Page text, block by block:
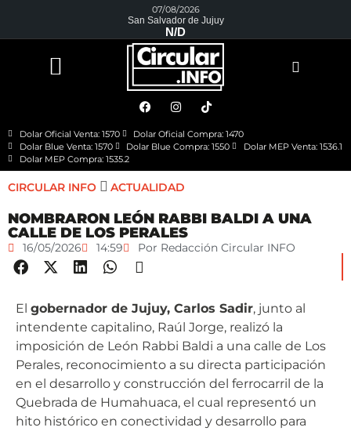
07/08/2026
San Salvador de Jujuy
N/D
Dolar Oficial Venta: 1570
Dolar Oficial Compra: 1470
Dolar Blue Venta: 1570
Dolar Blue Compra: 1550
Dolar MEP Venta: 1536.1
Dolar MEP Compra: 1535.2
CIRCULAR INFO ACTUALIDAD
NOMBRARON LEÓN RABBI BALDI A UNA
CALLE DE LOS PERALES
16/05/2026 14:59 Por Redacción Circular INFO
El gobernador de Jujuy, Carlos Sadir, junto al
intendente capitalino, Raúl Jorge, realizó la
imposición de León Rabbi Baldi a una calle de Los
Perales, reconocimiento a su directa participación
en el desarrollo y construcción del ferrocarril de la
Quebrada de Humahuaca, el cual representó un
hito histórico en conectividad y desarrollo para